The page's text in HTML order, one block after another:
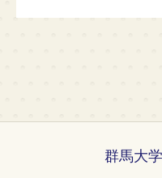
群馬大